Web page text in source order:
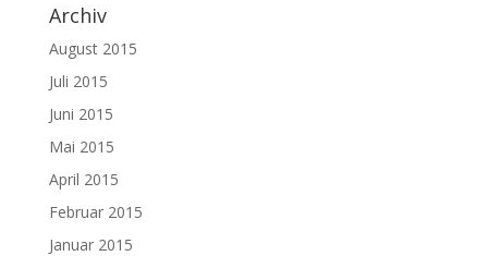
Archiv
August 2015
Juli 2015
Juni 2015
Mai 2015
April 2015
Februar 2015
Januar 2015